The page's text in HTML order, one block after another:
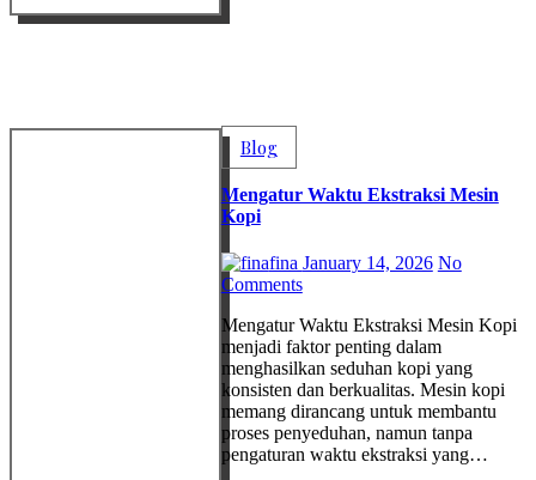
Blog
Mengatur Waktu Ekstraksi Mesin
Kopi
fina January 14, 2026 No
Comments
Mengatur Waktu Ekstraksi Mesin Kopi
menjadi faktor penting dalam
menghasilkan seduhan kopi yang
konsisten dan berkualitas. Mesin kopi
memang dirancang untuk membantu
proses penyeduhan, namun tanpa
pengaturan waktu ekstraksi yang…